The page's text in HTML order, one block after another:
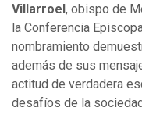
Villarroel , obispo de
la Conferencia
nombramiento
además de sus
actitud de verdadera
desafíos de la